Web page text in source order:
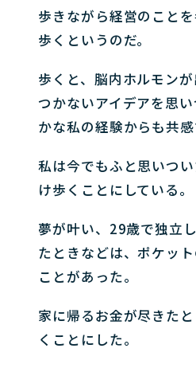
歩きながら経営のこと
歩くというのだ。
歩くと、脳内ホルモン
つかないアイデアを思
かな私の経験からも共感
私は今でもふと思いつ
け歩くことにしている。
夢が叶い、29歳で独立
たときなどは、ポケッ
ことがあった。
家に帰るお金が尽きた
くことにした。